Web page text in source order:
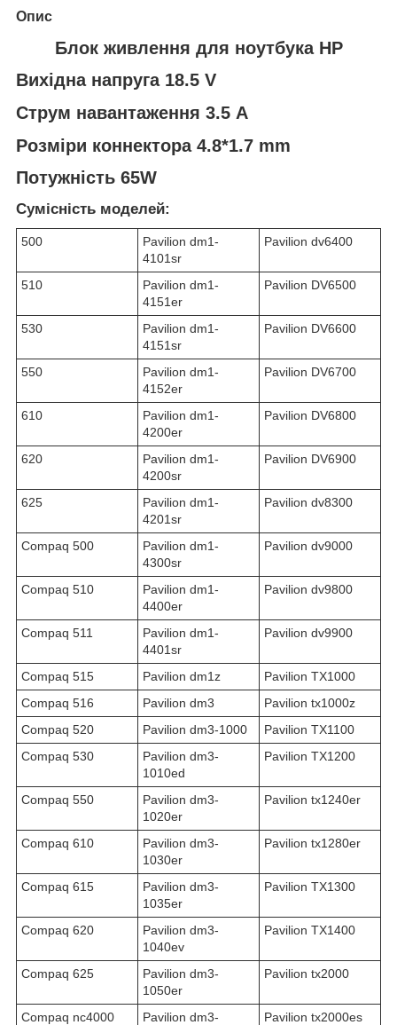
Опис
Блок живлення для ноутбука HP
Вихідна напруга 18.5 V
Струм навантаження 3.5 A
Розміри коннектора 4.8*1.7 mm
Потужність 65W
Сумісність моделей:
500
Pavilion dm1-
4101sr
Pavilion dv6400
510
Pavilion dm1-
4151er
Pavilion DV6500
530
Pavilion dm1-
4151sr
Pavilion DV6600
550
Pavilion dm1-
4152er
Pavilion DV6700
610
Pavilion dm1-
4200er
Pavilion DV6800
620
Pavilion dm1-
4200sr
Pavilion DV6900
625
Pavilion dm1-
4201sr
Pavilion dv8300
Compaq 500
Pavilion dm1-
4300sr
Pavilion dv9000
Compaq 510
Pavilion dm1-
4400er
Pavilion dv9800
Compaq 511
Pavilion dm1-
4401sr
Pavilion dv9900
Compaq 515 Pavilion dm1z
Pavilion TX1000
Compaq 516
Pavilion dm3
Pavilion tx1000z
Compaq 520
Pavilion dm3-1000
Pavilion TX1100
Compaq 530
Pavilion dm3-
1010ed
Pavilion TX1200
Compaq 550
Pavilion dm3-
1020er
Pavilion tx1240er
Compaq 610
Pavilion dm3-
1030er
Pavilion tx1280er
Compaq 615
Pavilion dm3-
1035er
Pavilion TX1300
Compaq 620
Pavilion dm3-
1040ev
Pavilion TX1400
Compaq 625
Pavilion dm3-
1050er
Pavilion tx2000
Compaq nc4000
Pavilion dm3-
Pavilion tx2000es